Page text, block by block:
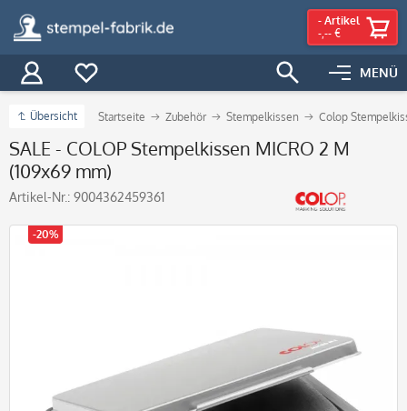
MENÜ
- Artikel
-,-- €
Übersicht Startseite Zubehör Stempelkissen Colop
SALE - COLOP Stempelkissen MICRO 2 M
(109x69 mm)
Artikel-Nr.: 9004362459361
-20%